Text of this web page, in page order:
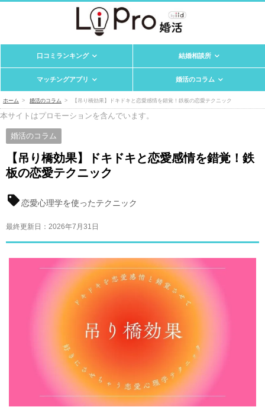
口コミランキング 結婚相談所
マッチングアプリ 婚活のコラム
ホーム 婚活のコラム 【吊り橋効果】ドキドキと恋愛感情を錯覚！鉄板の恋愛テクニック
本サイトはプロモーションを含んでいます。
婚活のコラム
【吊り橋効果】ドキドキと恋愛感情を錯覚！鉄
板の恋愛テクニック
恋愛心理学を使ったテクニック
最終更新日： 2026年7月31日